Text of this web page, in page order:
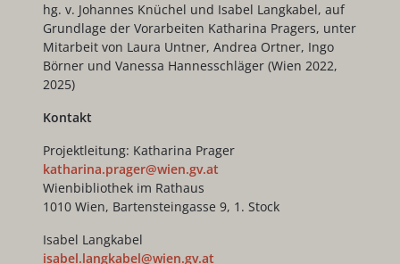
hg. v. Johannes Knüchel und Isabel Langkabel, auf
Grundlage der Vorarbeiten Katharina Pragers, unter
Mitarbeit von Laura Untner, Andrea Ortner, Ingo
Börner und Vanessa Hannesschläger (Wien 2022,
2025)
Kontakt
Projektleitung: Katharina Prager
katharina.prager@wien.gv.at
Wienbibliothek im Rathaus
1010 Wien, Bartensteingasse 9, 1. Stock
Isabel Langkabel
isabel.langkabel@wien.gv.at